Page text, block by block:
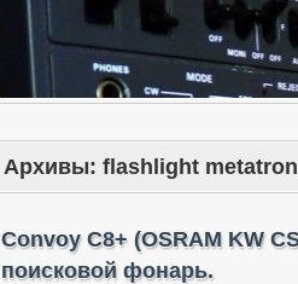
Архивы: flashlight metatron
Convoy C8+ (OSRAM KW
поисковой фонарь.